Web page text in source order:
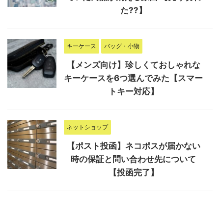
た??】
キーケース バッグ・小物
【メンズ向け】珍しくておしゃれな
キーケースを6つ選んでみた【スマー
トキー対応】
ネットショップ
【ポスト投函】ネコポスが届かない
時の保証と問い合わせ先について
【投函完了】